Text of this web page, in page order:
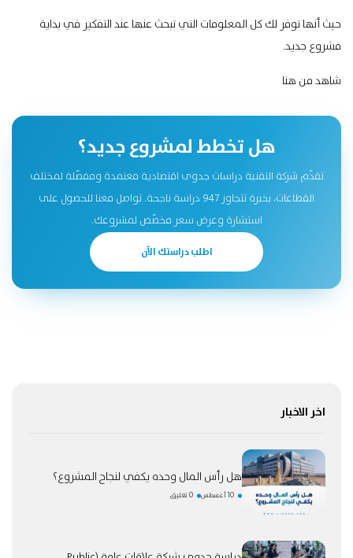
حيث أنها توفر لك كل المعلومات التي تبحث عنها عند التفكير في بداية
مشروع جديد.
شاهدمن هنا
هل تخطط لمشروع جديد؟
تقدّم شركة التقنية دراسات جدوى اقتصادية معتمدة ومفصّلة لمختلف
القطاعات، بخبرة تتجاوز 947 دراسة ناجحة. تواصل معنا للحصول على
استشارة وعرض سعر مخصّص لمشروعك.
اطلب دراستك الآن
اخر الاخبار
هل رأس المال وحده يكفي لنجاح المشروع؟
10 أغسطس 0 تعليق